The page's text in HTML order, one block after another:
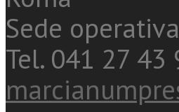
Sede
Tel. 041 27 43